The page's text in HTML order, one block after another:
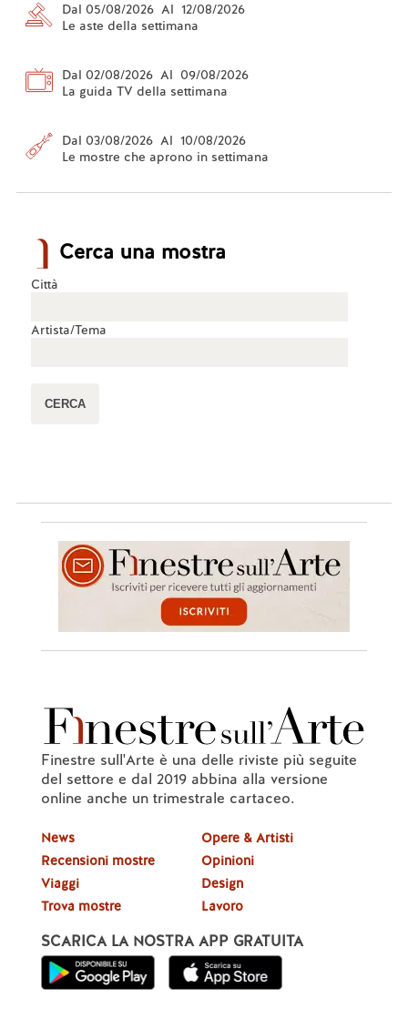
Dal 05/08/2026 Al 12/08/2026
Le aste della settimana
Dal 02/08/2026 Al 09/08/2026
La guida TV della settimana
Dal 03/08/2026 Al 10/08/2026
Le mostre che aprono in settimana
Cerca una mostra
Città
Artista/Tema
Finestre sull'Arte è una delle riviste più seguite
del settore e dal 2019 abbina alla versione
online anche un trimestrale cartaceo.
News
Recensioni mostre
Viaggi
Trova mostre
Opere & Artisti
Opinioni
Design
Lavoro
SCARICA LA NOSTRA APP GRATUITA